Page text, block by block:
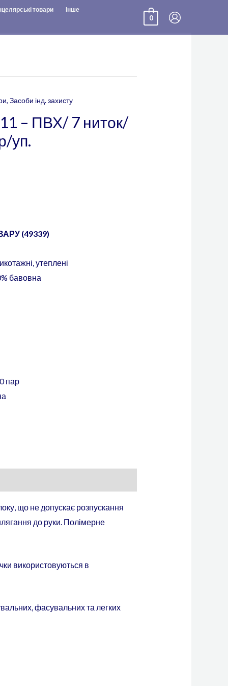
товари Інше
0
,Засоби інд. захисту
– ПВХ/ 7 ниток/
уп.
(49339)
утеплені
бавовна
пар
що не допускає розпускання
до руки. Полімерне
використовуються в
фасувальних та легких